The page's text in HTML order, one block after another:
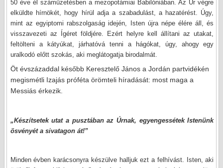
50 éve él száműzetésben a mezopotámiai Babilóniában. Az Úr végre
elküldte hírnökét, hogy hírül adja a szabadulást, a hazatérést. Úgy,
mint az egyiptomi rabszolgaság idején, Isten újra népe élére áll, és
visszavezeti az Ígéret földjére. Ezért helyre kell állítani az utakat,
feltölteni a kátyúkat, járhatóvá tenni a hágókat, úgy, ahogy egy
uralkodó előtt szokás, aki meglátogatja birodalmát.
Öt évszázaddal később Keresztelő János a Jordán partvidékén
megismétli Izajás próféta örömteli híradását: most maga a
Messiás érkezik.
„Készítsetek utat a pusztában az Úrnak, egyengessétek Istenünk
ösvényét a sivatagon át!”
Minden évben karácsonyra készülve halljuk ezt a felhívást. Isten, aki